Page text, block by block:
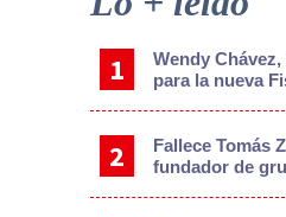
Wendy
para la nueva
Fallece Tomás
fundador de